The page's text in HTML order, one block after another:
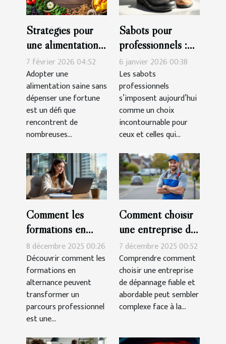
Stratégies pour
une alimentation
saine avec un
budget limité
7 février 2026 04:52
Adopter une
alimentation saine sans
dépenser une fortune
est un défi que
rencontrent de
nombreuses...
Sabots pour
professionnels :
Confort et style
au travail.
6 janvier 2026 00:38
Les sabots
professionnels
s’imposent aujourd’hui
comme un choix
incontournable pour
ceux et celles qui...
Comment les
formations en
alternance
peuvent booster
votre carrière ?
8 décembre 2025 00:26
Découvrir comment les
formations en
alternance peuvent
transformer un
parcours professionnel
est une...
Comment choisir
une entreprise de
dépannage fiable
et abordable ?
7 décembre 2025 00:52
Comprendre comment
choisir une entreprise
de dépannage fiable et
abordable peut sembler
complexe face à la...